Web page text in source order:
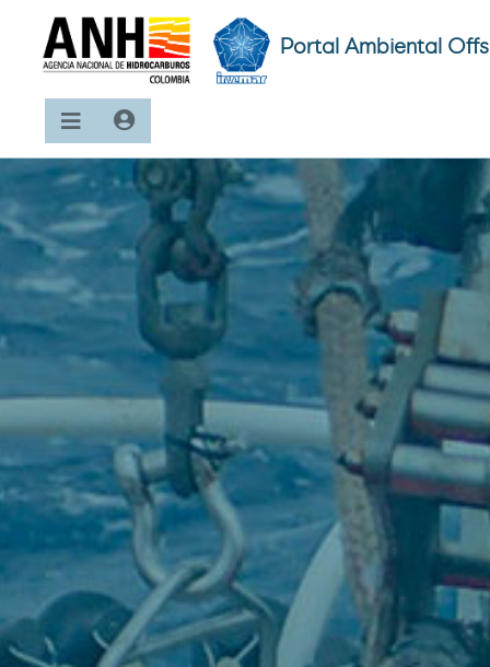
Portal Ambiental